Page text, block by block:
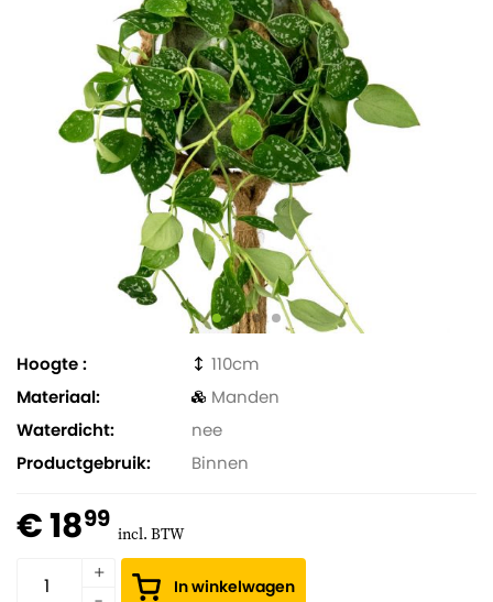
Hoogte
110
Materiaal
Manden
Waterdicht
nee
Productgebruik
Binnen
€ 1899 incl. BTW
In winkelwagen